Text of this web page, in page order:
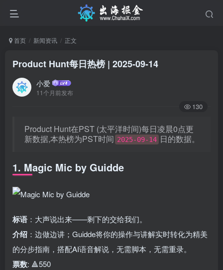
首页 新闻资讯 正文
Product Hunt每日热榜 | 2025-09-14
小爱
11个月前发布
130
Product Hunt在PST (太平洋时间)每日凌晨0点更
新数据,本热榜为PST时间 2025-09-14 日的数据。
1. Magic Mic by Guidde
标语 ：大声说出来——剩下的交给我们。
介绍 ：边做边讲；Guidde将你的操作与讲解实时转化为精美
的分步指南，搭配AI语音解说，无需脚本，无需重录。
票数: 🔺550